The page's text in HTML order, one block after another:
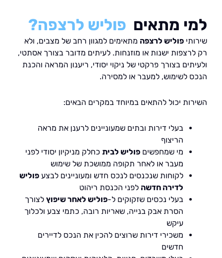
מתאיםפוליש לרצפה?
פוליש לרצפהמתאימים למגוון רחב של מצבים, ולא
ישנות או מוזנחות. לעיתים מדובר בצורך אסתטי,
בצורך פרקטי של ניקוי יסודי, ריענון המראה והכנת
לשימוש, למעבר או למסירה.
יכול להתאים במיוחד במקרים הבאים:
בעלי דירות ובתים שמעוניינים לרענן את מראה
מי שמחפשיםפוליש לביתכחלק מניקיון יסודי לפני
מעבר או לאחר תקופה ממושכת של שימוש
לקוחות שנכנסים לנכס חדש ומעוניינים לבצעפוליש
לדירה חדשהלפני הכנסת ריהוט
בעלי נכסים שזקוקים ל-פוליש לאחר שיפוץלצורך
הסרת אבק בנייה, שאריות רובה, כתמי צבע ולכלוך
משכירי דירות שרוצים להכין את הנכס לדיירים